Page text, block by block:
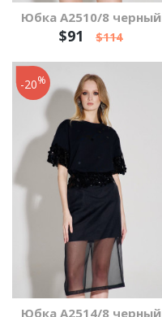
Юбка А2510/8 черный
$91 $114
Юбка А2514/8 черный
-20%